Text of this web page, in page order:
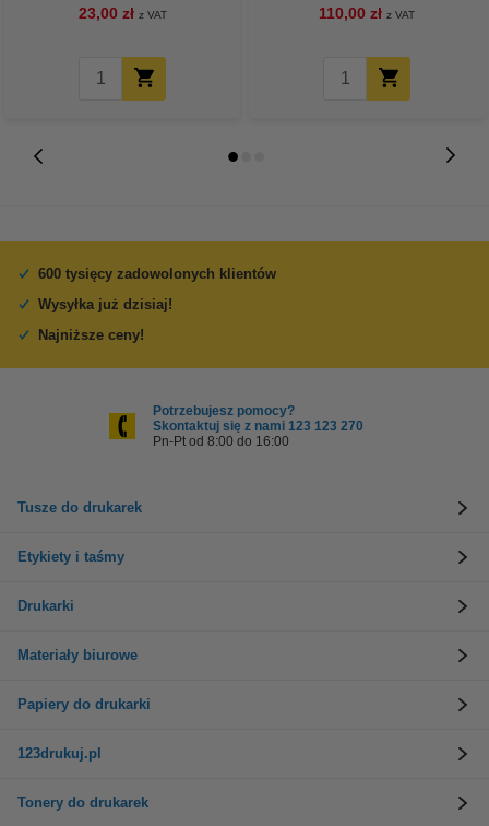
23,00 zł z VAT 110,00 zł z VAT
600 tysięcy zadowolonych klientów
Wysyłka już dzisiaj!
Najniższe ceny!
Potrzebujesz pomocy?
Skontaktuj się z nami 123 123 270
Pn-Pt od 8:00 do 16:00
Tusze do drukarek
Etykiety i taśmy
Drukarki
Materiały biurowe
Papiery do drukarki
123drukuj.pl
Tonery do drukarek